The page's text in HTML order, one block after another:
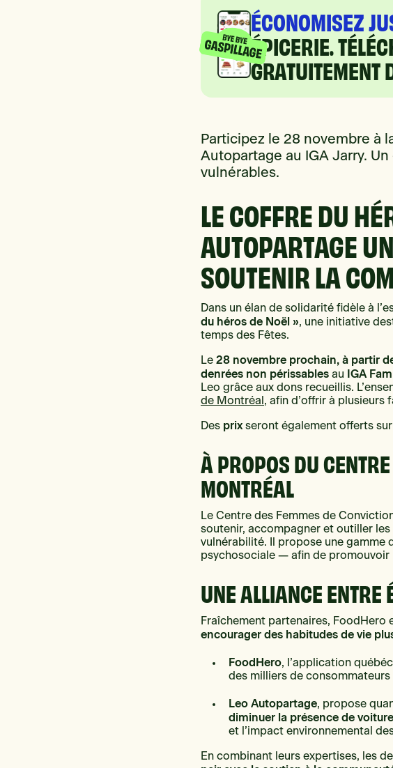
ÉCONOMISEZ
ÉPICERIE.
GRATUITEMENT
Participez le 28 novembre à
Autopartage au IGA Jarry.
vulnérables.
LE COFFRE DU
AUTOPARTAGE
SOUTENIR LA
Dans un élan de solidarité fidèle à
du héros de Noël », une initiative
temps des Fêtes.
Le 28 novembre prochain, à partir
denrées non périssables au IGA
Leo grâce aux dons recueillis.
de Montréal , afin d’offrir à
Des prix seront également offerts
À PROPOS DU
MONTRÉAL
Le Centre des Femmes de
soutenir, accompagner et outiller
vulnérabilité. Il propose une gamme
psychosociale — afin de promouvoir
UNE ALLIANCE ENTRE
Fraîchement partenaires, FoodHero
encourager des habitudes de vie
FoodHero, l’application
des milliers de
Leo Autopartage, propose
diminuer la présence de
et l’impact environnemental
En combinant leurs expertises, les